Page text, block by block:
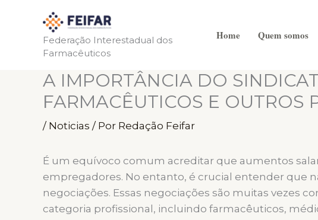
conteúdo
Federação Interestadual dos
Farmacêuticos
Home Quem somos
A IMPORTÂNCIA DO
FARMACÊUTICOS E OUTROS
/ Noticias / Por Redação Feifar
É um equívoco comum acreditar que aumentos
empregadores. No entanto, é crucial entender que
negociações. Essas negociações são muitas vezes
categoria profissional, incluindo farmacêuticos,